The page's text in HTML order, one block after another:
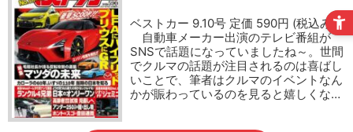
ベストカー 9.10号 定価 590円 (税込み)
自動車メーカー出演のテレビ番組が
SNSで話題になっていましたね～。世間
でクルマの話題が注目されるのは喜ばし
いことで、筆者はクルマのイベントなん
かが賑わっているのを見ると嬉しくな…